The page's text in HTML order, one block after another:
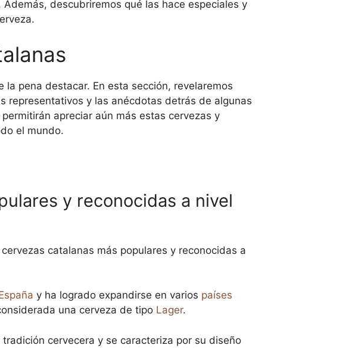
descubriremos qué las hace especiales y
pena destacar. En esta sección, revelaremos
representativos y las anécdotas detrás de algunas
apreciar aún más estas cervezas y
el mundo.
y reconocidas a nivel
catalanas más populares y reconocidas a
y ha logrado expandirse en varios países
una cerveza de tipo Lager.
cervecera y se caracteriza por su diseño